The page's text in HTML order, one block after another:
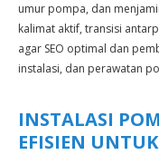
umur pompa, dan
kalimat aktif, transisi
agar SEO optimal dan
instalasi, dan perawatan
INSTALASI
EFISIEN